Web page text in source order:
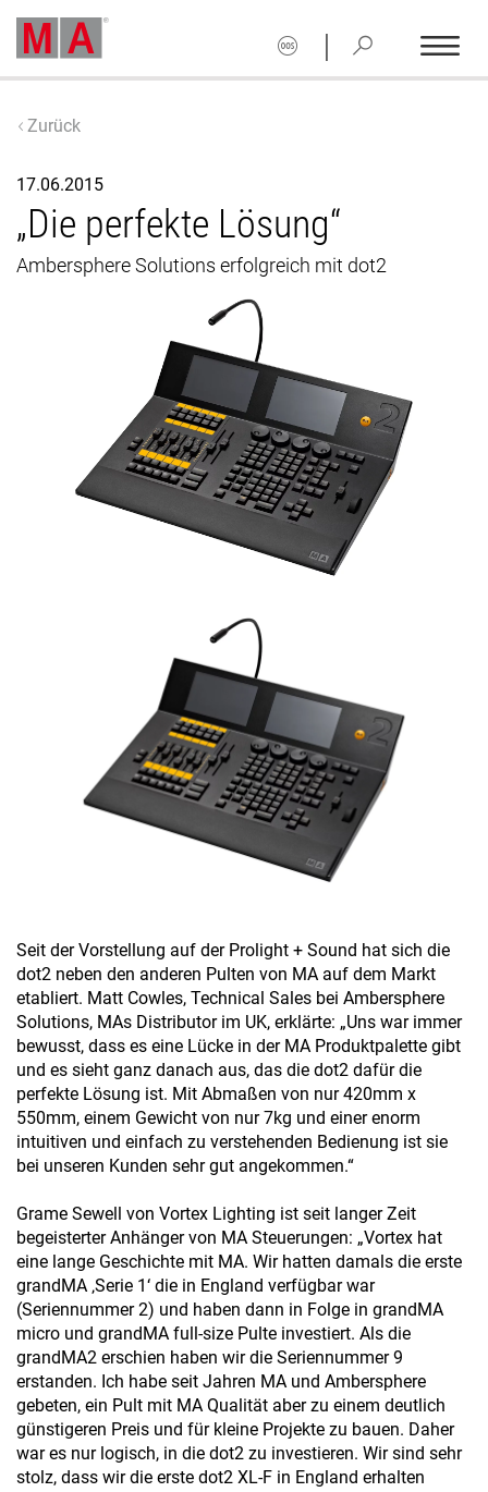
|
Zurück
17.06.2015
„Die perfekte Lösung“
Ambersphere Solutions erfolgreich mit dot2
Seit der Vorstellung auf der Prolight + Sound hat sich die
dot2 neben den anderen Pulten von MA auf dem Markt
etabliert. Matt Cowles, Technical Sales bei Ambersphere
Solutions, MAs Distributor im UK, erklärte: „Uns war immer
bewusst, dass es eine Lücke in der MA Produktpalette gibt
und es sieht ganz danach aus, das die dot2 dafür die
perfekte Lösung ist. Mit Abmaßen von nur 420mm x
550mm, einem Gewicht von nur 7kg und einer enorm
intuitiven und einfach zu verstehenden Bedienung ist sie
bei unseren Kunden sehr gut angekommen.“
Grame Sewell von Vortex Lighting ist seit langer Zeit
begeisterter Anhänger von MA Steuerungen: „Vortex hat
eine lange Geschichte mit MA. Wir hatten damals die erste
grandMA ‚Serie 1‘ die in England verfügbar war
(Seriennummer 2) und haben dann in Folge in grandMA
micro und grandMA full-size Pulte investiert. Als die
grandMA2 erschien haben wir die Seriennummer 9
erstanden. Ich habe seit Jahren MA und Ambersphere
gebeten, ein Pult mit MA Qualität aber zu einem deutlich
günstigeren Preis und für kleine Projekte zu bauen. Daher
war es nur logisch, in die dot2 zu investieren. Wir sind sehr
stolz, dass wir die erste dot2 XL-F in England erhalten